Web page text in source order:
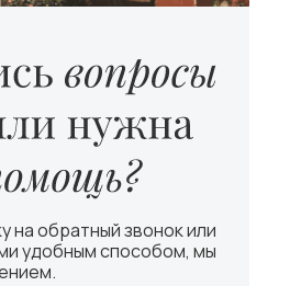
на обратный звонок или
удобным способом, мы